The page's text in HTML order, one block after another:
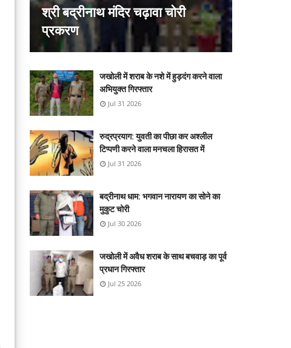
श्री बद्रीनाथ मंदिर चढ़ावा चोरी
प्रकरण
जखोली में शराब के नशे में हुड़दंग करने वाला
अभियुक्त गिरफ्तार
Jul 31 2026
रुद्रप्रयाग: युवती का पीछा कर अश्लील
टिप्पणी करने वाला मनचला हिरासत में
Jul 31 2026
बद्रीनाथ धाम: भगवान नारायण का सोने का
मुकुट चोरी
Jul 30 2026
जखोली में अवैध शराब के साथ बचवाड़ का पूर्व
प्रधान गिरफ्तार
Jul 25 2026